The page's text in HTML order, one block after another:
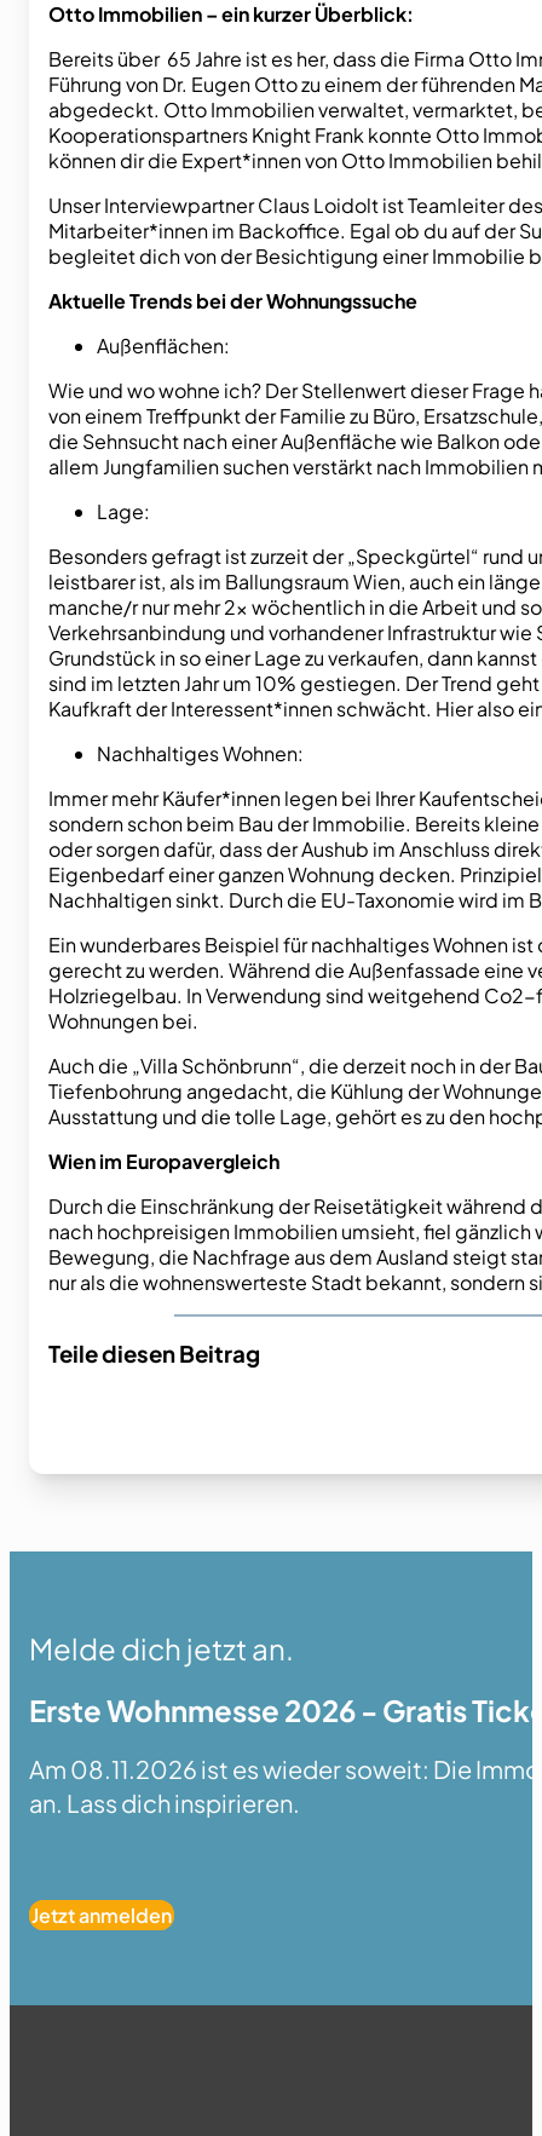
Otto Immobilien – ein kurzer Überblick:
Bereits über 65 Jahre ist es her, dass die Firma Otto
Führung von Dr. Eugen Otto zu einem der
abgedeckt. Otto Immobilien verwaltet, vermarktet,
Kooperationspartners Knight Frank konnte Otto
können dir die Expert*innen von Otto Immobilien
Unser Interviewpartner Claus Loidolt ist Teamleiter
Mitarbeiter*innen im Backoffice. Egal ob du auf der
begleitet dich von der Besichtigung einer Immobilie
Aktuelle Trends bei der Wohnungssuche
Außenflächen:
Wie und wo wohne ich? Der Stellenwert dieser Frage
von einem Treffpunkt der Familie zu Büro,
die Sehnsucht nach einer Außenfläche wie Balkon
allem Jungfamilien suchen verstärkt nach Immobilien
Lage:
Besonders gefragt ist zurzeit der „Speckgürtel“ rund
leistbarer ist, als im Ballungsraum Wien, auch ein
manche/r nur mehr 2x wöchentlich in die Arbeit und
Verkehrsanbindung und vorhandener Infrastruktur
Grundstück in so einer Lage zu verkaufen, dann
sind im letzten Jahr um 10% gestiegen. Der Trend
Kaufkraft der Interessent*innen schwächt. Hier also
Nachhaltiges Wohnen:
Immer mehr Käufer*innen legen bei Ihrer
sondern schon beim Bau der Immobilie. Bereits
oder sorgen dafür, dass der Aushub im Anschluss
Eigenbedarf einer ganzen Wohnung decken.
Nachhaltigen sinkt. Durch die EU-Taxonomie wird im
Ein wunderbares Beispiel für nachhaltiges Wohnen
gerecht zu werden. Während die Außenfassade eine
Holzriegelbau. In Verwendung sind weitgehend
Wohnungen bei.
Auch die „Villa Schönbrunn“, die derzeit noch in der
Tiefenbohrung angedacht, die Kühlung der
Ausstattung und die tolle Lage, gehört es zu den
Wien im Europavergleich
Durch die Einschränkung der Reisetätigkeit während
nach hochpreisigen Immobilien umsieht, fiel gänzlich
Bewegung, die Nachfrage aus dem Ausland steigt
nur als die wohnenswerteste Stadt bekannt, sondern
Teile diesen Beitrag
Melde dich jetzt an.
Erste Wohnmesse 2026 - Gratis
Am 08.11.2026 ist es wieder soweit: Die
an. Lass dich inspirieren.
Jetzt anmelden